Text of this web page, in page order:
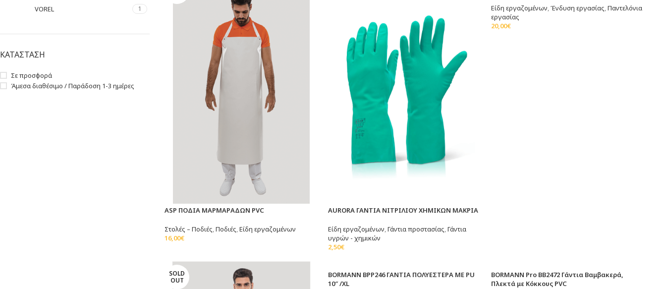
VOREL 1
ΚΑΤΑΣΤΑΣΗ
Σε προσφορά
Άμεσα διαθέσιμο / Παράδοση 1-3 ημέρες
ASP ΠΟΔΙΑ ΜΑΡΜΑΡΑΔΩΝ PVC
Στολές – Ποδιές,Ποδιές,Είδη εργαζομένων
16,00€
AURORA ΓΑΝΤΙΑ ΝΙΤΡΙΛΙΟΥ ΧΗΜΙΚΩΝ ΜΑΚΡΙΑ
Είδη εργαζομένων,Γάντια προστασίας,Γάντια
υγρών - χημικών
2,50€
Είδη εργαζομένων,Ένδυση εργασίας,Παντελόνια
εργασίας
20,00€
SOLD
OUT
BORMANN BPP246 ΓΑΝΤΙΑ ΠΟΛΥΕΣΤΕΡΑ ΜΕ PU
10″ /XL
BORMANN Pro BB2472 Γάντια Βαμβακερά,
Πλεκτά με Κόκκους PVC